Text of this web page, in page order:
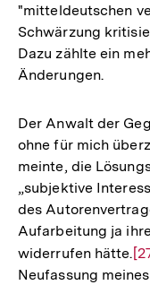
"mitteldeutschen
Schwärzung
Dazu zählte ein
Änderungen.
Der Anwalt der
ohne für mich
meinte, die
„subjektive
des
Aufarbeitung ja
widerrufen hätte.
Neufassung